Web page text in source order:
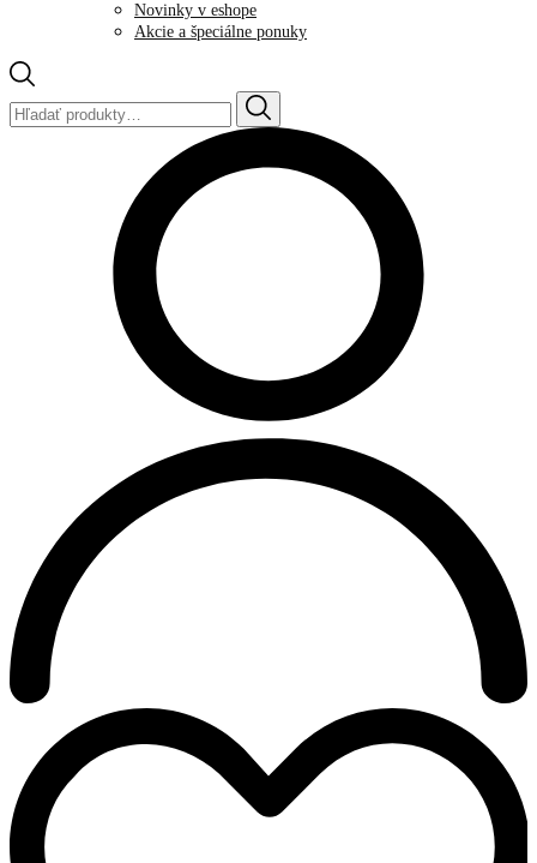
Novinky v eshope
Akcie a špeciálne ponuky
Hľadať: